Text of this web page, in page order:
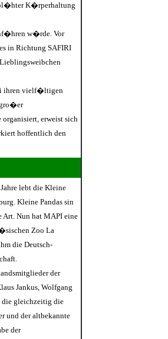
K�rperhaltung
w�rde. Vor
in Richtung SAFIRI
ihren vielf�ltigen
erweist sich
hoffentlich den
lebt die Kleine
Kleine Pandas sin
Nun hat MAPI eine
Zoo La
die Deutsch-
der
Jankus, Wolfgang
die gleichzeitig die
und der altbekannte
der